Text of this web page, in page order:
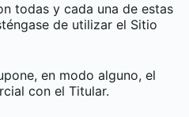
todas y cada una de estas
de utilizar el Sitio
en modo alguno, el
con el Titular.